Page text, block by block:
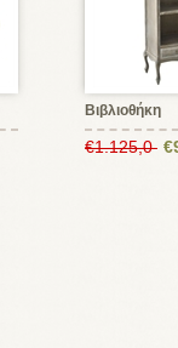
Βιβλιοθήκη
€1.125,0